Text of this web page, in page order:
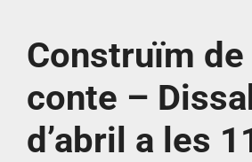
Construïm de
conte –
d’abril a les